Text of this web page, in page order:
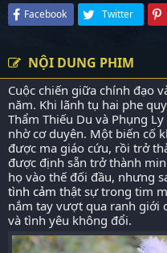
Facebook Twitter
NỘI DUNG PHIM
Cuộc chiến giữa chính đạo
năm. Khi lãnh tụ hai phe
Thẩm Thiếu Du và Phụng
nhờ cơ duyên. Một biến cố
được ma giáo cứu, rồi trở
được định sẵn trở thành
họ vào thế đối đầu, nhưng
tình cảm thật sự trong tim
nắm tay vượt qua ranh giới
và tình yêu không đổi.